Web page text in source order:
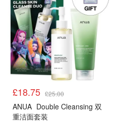
£18.75 £25.00
ANUA Double Cleansing 双
重洁面套装